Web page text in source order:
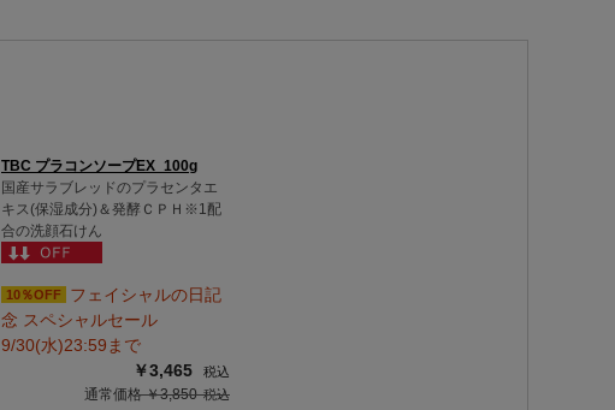
TBC プラコンソープEX_100g
国産サラブレッドのプラセンタエ
キス(保湿成分)＆発酵ＣＰＨ※1配
合の洗顔石けん
10％OFF
フェイシャルの日記
念 スペシャルセール
9/30(水)23:59まで
￥3,465
通常価格 ￥3,850